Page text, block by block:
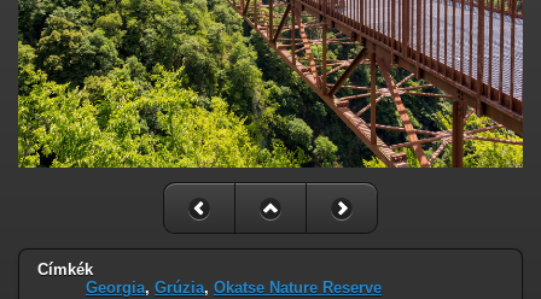
Címkék
Georgia, Grúzia, Okatse Nature Reserve